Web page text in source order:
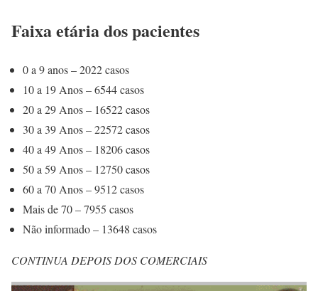
Faixa etária dos pacientes
0 a 9 anos – 2022 casos
10 a 19 Anos – 6544 casos
20 a 29 Anos – 16522 casos
30 a 39 Anos – 22572 casos
40 a 49 Anos – 18206 casos
50 a 59 Anos – 12750 casos
60 a 70 Anos – 9512 casos
Mais de 70 – 7955 casos
Não informado – 13648 casos
CONTINUA DEPOIS DOS COMERCIAIS